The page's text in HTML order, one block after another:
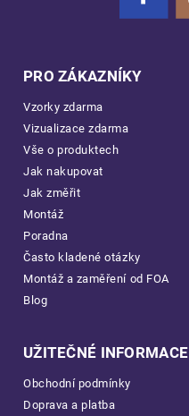
PRO ZÁKAZNÍKY
Vzorky zdarma
Vizualizace zdarma
Vše o produktech
Jak nakupovat
Jak změřit
Montáž
Poradna
Často kladené otázky
Montáž a zaměření od FOA
Blog
UŽITEČNÉ INFORMACE
Obchodní podmínky
Doprava a platba